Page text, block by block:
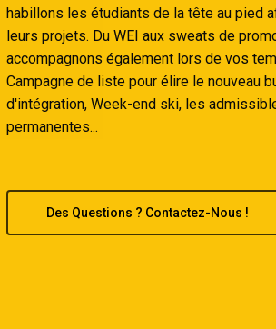
habillons les étudiants de la tête au pied
leurs projets. Du WEI aux sweats de
accompagnons également lors de vos
Campagne de liste pour élire le nouveau
d'intégration, Week-end ski, les
permanentes...
Des Questions ? Contactez-Nous !